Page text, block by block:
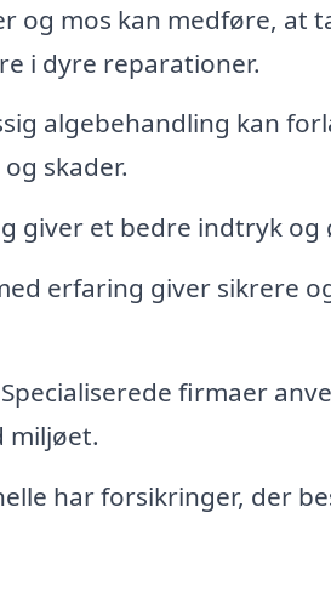
og mos kan medføre, at
i dyre reparationer.
algebehandling kan
skader.
giver et bedre indtryk
erfaring giver sikrere
Specialiserede firmaer
miljøet.
har forsikringer, der